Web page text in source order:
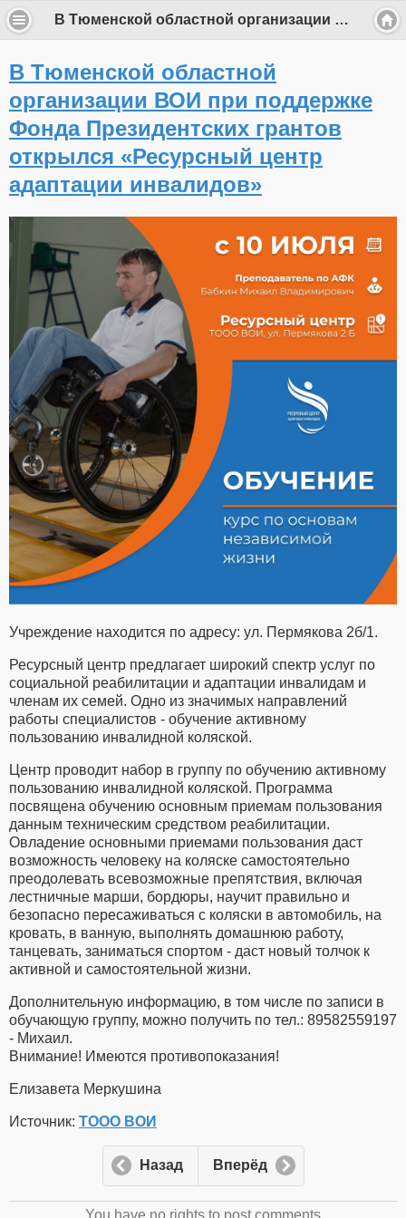
В Тюменской областной организации ВОИ при поддержке Фонда Президентских грантов открылся «Ресурсный центр адаптации инвалидов»
В Тюменской областной
организации ВОИ при поддержке
Фонда Президентских грантов
открылся «Ресурсный центр
адаптации инвалидов»
Учреждение находится по адресу: ул. Пермякова 2б/1.
Ресурсный центр предлагает широкий спектр услуг по
социальной реабилитации и адаптации инвалидам и
членам их семей. Одно из значимых направлений
работы специалистов - обучение активному
пользованию инвалидной коляской.
Центр проводит набор в группу по обучению активному
пользованию инвалидной коляской. Программа
посвящена обучению основным приемам пользования
данным техническим средством реабилитации.
Овладение основными приемами пользования даст
возможность человеку на коляске самостоятельно
преодолевать всевозможные препятствия, включая
лестничные марши, бордюры, научит правильно и
безопасно пересаживаться с коляски в автомобиль, на
кровать, в ванную, выполнять домашнюю работу,
танцевать, заниматься спортом - даст новый толчок к
активной и самостоятельной жизни.
Дополнительную информацию, в том числе по записи в
обучающую группу, можно получить по тел.: 89582559197
- Михаил.
Внимание! Имеются противопоказания!
Елизавета Меркушина
Источник: ТООО ВОИ
Назад Вперёд
You have no rights to post comments